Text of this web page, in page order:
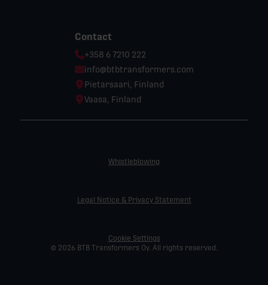
Contact
Phone:
+358 6 7210 222
Email:
info@btbtransformers.com
Location:
Pietarsaari, Finland
Location:
Vaasa, Finland
© 2026 BTB Transformers Oy. All rights reserved.
Whistleblowing
Legal Notice & Privacy Statement
Cookie Settings